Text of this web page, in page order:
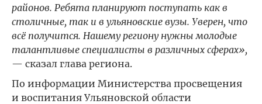
районов. Ребята планируют поступать как в
столичные, так и в ульяновские вузы. Уверен, что
всё получится. Нашему региону нужны молодые
талантливые специалисты в различных сферах»,
— сказал глава региона.
По информации Министерства просвещения
и воспитания Ульяновской области